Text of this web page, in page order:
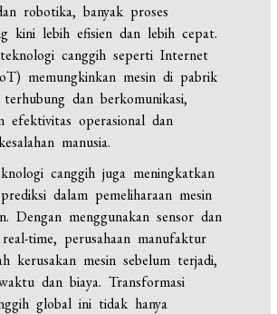
robotika, banyak proses
kini lebih efisien dan lebih cepat.
teknologi canggih seperti Internet
memungkinkan mesin di pabrik
dan berkomunikasi,
efektivitas operasional dan
manusia.
canggih juga meningkatkan
dalam pemeliharaan mesin
Dengan menggunakan sensor dan
time, perusahaan manufaktur
kerusakan mesin sebelum terjadi,
dan biaya. Transformasi
global ini tidak hanya